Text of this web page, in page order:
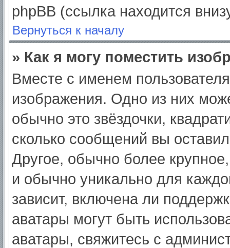
phpBB (ссылка находится
Вернуться к началу
» Как я могу поместить
Вместе с именем
изображения. Одно из них
обычно это звёздочки,
сколько сообщений вы
Другое, обычно более
и обычно уникально для
зависит, включена ли
аватары могут быть
аватары, свяжитесь с